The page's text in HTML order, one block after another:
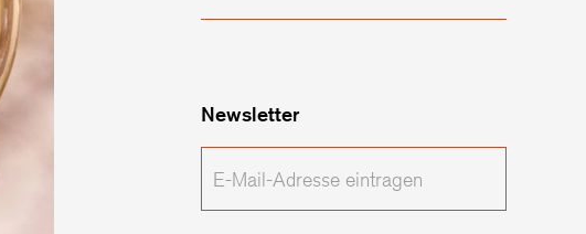
Newsletter
Mail-
Adresse